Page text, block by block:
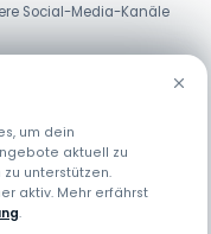
Social-Media-Kanäle
und Angebote
und Bedingungen können
um dein
aktuell zu
unterstützen.
aktiv. Mehr erfährst
.